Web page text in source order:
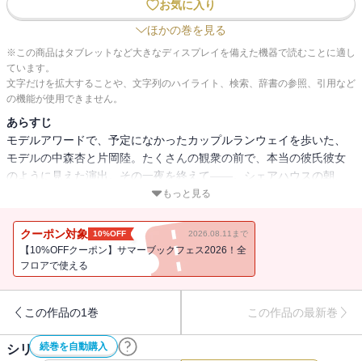
お気に入り
ほかの巻を見る
※この商品はタブレットなど大きなディスプレイを備えた機器で読むことに適し
ています。
文字だけを拡大することや、文字列のハイライト、検索、辞書の参照、引用など
の機能が使用できません。
あらすじ
モデルアワードで、予定になかったカップルランウェイを歩いた、
モデルの中森杏と片岡陸。たくさんの観衆の前で、本当の彼氏彼女
のように見えた演出。その一夜を終えて――。シェアハウスの朝、
キッチンから聞こえてくる野菜を切る音、味噌汁のいい匂い。すっ
ために朝食を作った。若葉には問い詰められ、樹と草太からは冷や
かされ…。モデルアワードのことがあってから、陸はマンションで
仮住まい。そこへこっそり連れていかれた杏。このあとどうなっち
「？」でも、クラスメイトの目の前で陸に「好きだ」と言われて、
カップル成立！――謎は謎のまま、杏はラブ・イズ・ブラインド。
仕事の撮影へ行くと、海斗という同じ学校、同級生のモデルに出会
もっと見る
クーポン対象 10%OFF 2026.08.11まで
【10%OFFクーポン】サマーブックフェス2026！全
フロアで使える
この作品の1巻 この作品の最新巻
続巻を自動購入
シリーズ作品(3件)